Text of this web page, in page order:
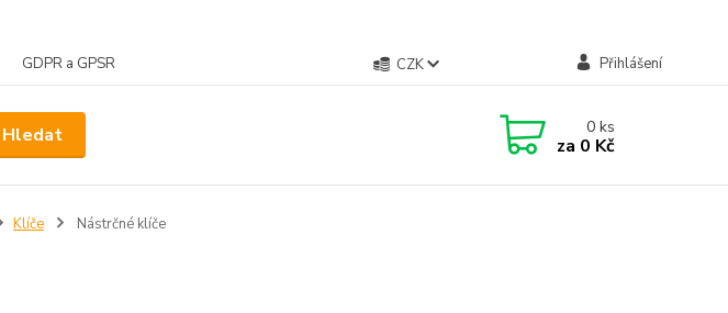
GDPR a GPSR CZK Přihlášení
Hledat 0ks
za 0 Kč
Klíče Nástrčné klíče